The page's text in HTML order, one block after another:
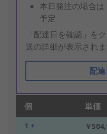
本日発注の場合は
予定
「配達日を確認」を
送の詳細が表示されま
配
個 単価
1 + ￥